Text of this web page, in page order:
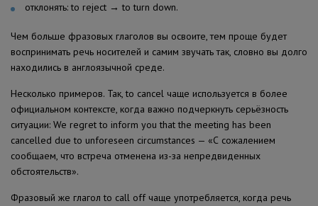
отклонять: to reject → to turn down.
Чем больше фразовых глаголов вы освоите, тем проще будет
воспринимать речь носителей и самим звучать так, словно вы долго
находились в англоязычной среде.
Несколько примеров. Так, to cancel чаще используется в более
официальном контексте, когда важно подчеркнуть серьёзность
ситуации: We regret to inform you that the meeting has been
cancelled due to unforeseen circumstances — «С сожалением
сообщаем, что встреча отменена из-за непредвиденных
обстоятельств».
Фразовый же глагол to call off чаще употребляется, когда речь